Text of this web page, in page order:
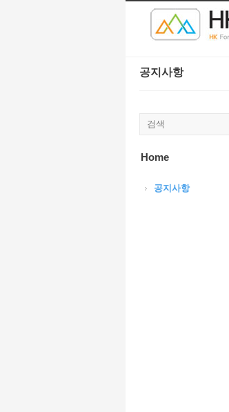
공지사항
Home
공지사항
Sketchbook5, 스케치북5
Sketchbook5, 스케치북5
Sketchbook5, 스케치북5
Sketchbook5, 스케치북5